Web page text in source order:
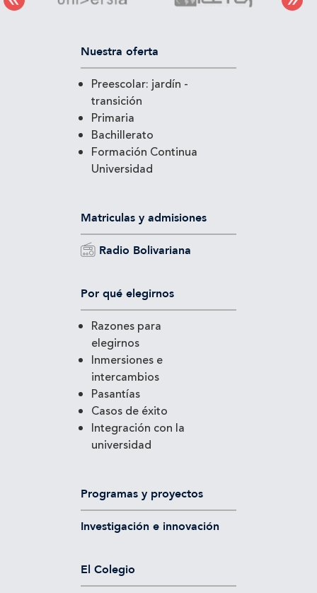
Nuestra oferta
Preescolar: jardín -
transición
Primaria
Bachillerato
Formación Continua
Universidad
Matriculas y admisiones
Radio Bolivariana
Por qué elegirnos
Razones para
elegirnos
Inmersiones e
intercambios
Pasantías
Casos de éxito
Integración con la
universidad
Programas y proyectos
Investigación e innovación
El Colegio